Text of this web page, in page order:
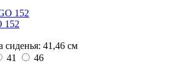
152
41,46 см
41
46